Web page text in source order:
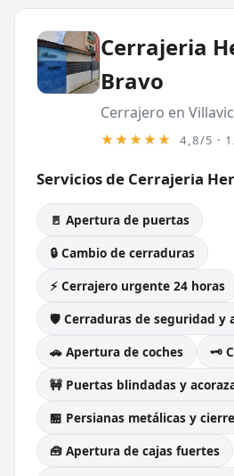
Cerrajeria
Bravo
Cerrajero en
★★★★★ 4,8/5 ·
Servicios de Cerrajeria
🚪 Apertura de puertas
🔒 Cambio de cerraduras
⚡ Cerrajero urgente 24 horas
🛡️ Cerraduras de seguridad y
🚗 Apertura de coches
🗝️
🚧 Puertas blindadas y
🏪 Persianas metálicas y
🧰 Apertura de cajas fuertes